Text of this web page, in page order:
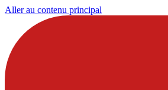
Aller au contenu principal